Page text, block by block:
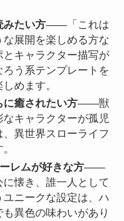
みたい方——「これは
展開を楽しめる方な
キャラクター描写が
う系テンプレートを
めます。
癒されたい方——獣
キャラクターが孤児
異世界スローライフ
レムが好きな方——
懐き、誰一人として
ニークな設定は、ハ
異色の味わいがあり